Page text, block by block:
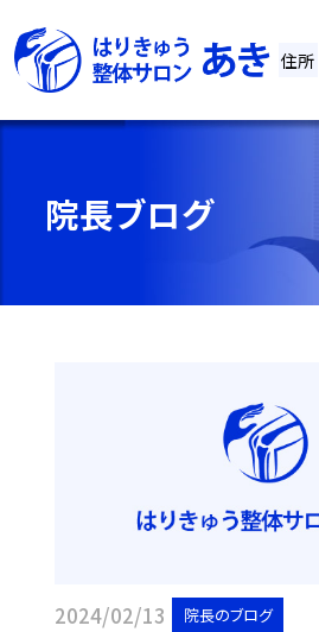
住所
院長ブログ
2024/02/13 院長のブログ